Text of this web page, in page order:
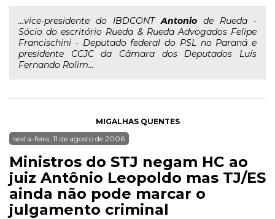
...vice-presidente do IBDCONTAntonio de Rueda -
Sócio do escritório Rueda & Rueda Advogados Felipe
Francischini - Deputado federal do PSL no Paraná e
presidente CCJC da Câmara dos Deputados Luís
Fernando Rolim...
MIGALHAS QUENTES
sexta-feira, 11 de agosto de 2006
Ministros do STJ negam HC ao
juiz Antônio Leopoldo mas TJ/ES
ainda não pode marcar o
julgamento criminal